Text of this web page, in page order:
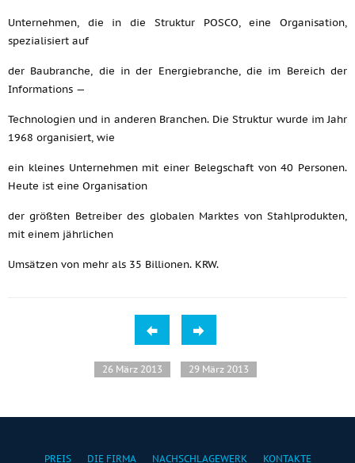
Unternehmen, die in die Struktur POSCO, eine Organisation,
spezialisiert auf
der Baubranche, die in der Energiebranche, die im Bereich der
Informations —
Technologien und in anderen Branchen. Die Struktur wurde im Jahr
1968 organisiert, wie
ein kleines Unternehmen mit einer Belegschaft von 40 Personen.
Heute ist eine Organisation
der größten Betreiber des globalen Marktes von Stahlprodukten,
mit einem jährlichen
Umsätzen von mehr als 35 Billionen. KRW.
26 März 2013 29 März 2013
PREIS DIE FIRMA NACHSCHLAGEWERK KONTAKTE